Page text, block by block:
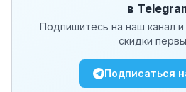
в
Подпишитесь на наш канал
скидки
Подписаться